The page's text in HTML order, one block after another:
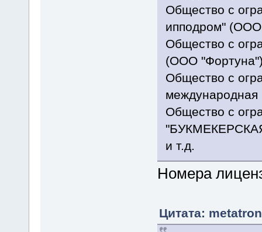
Общество с
ипподром" (ООО
Общество с
(ООО
Общество с
Общество с
и т.д.
Номера
Цитата: